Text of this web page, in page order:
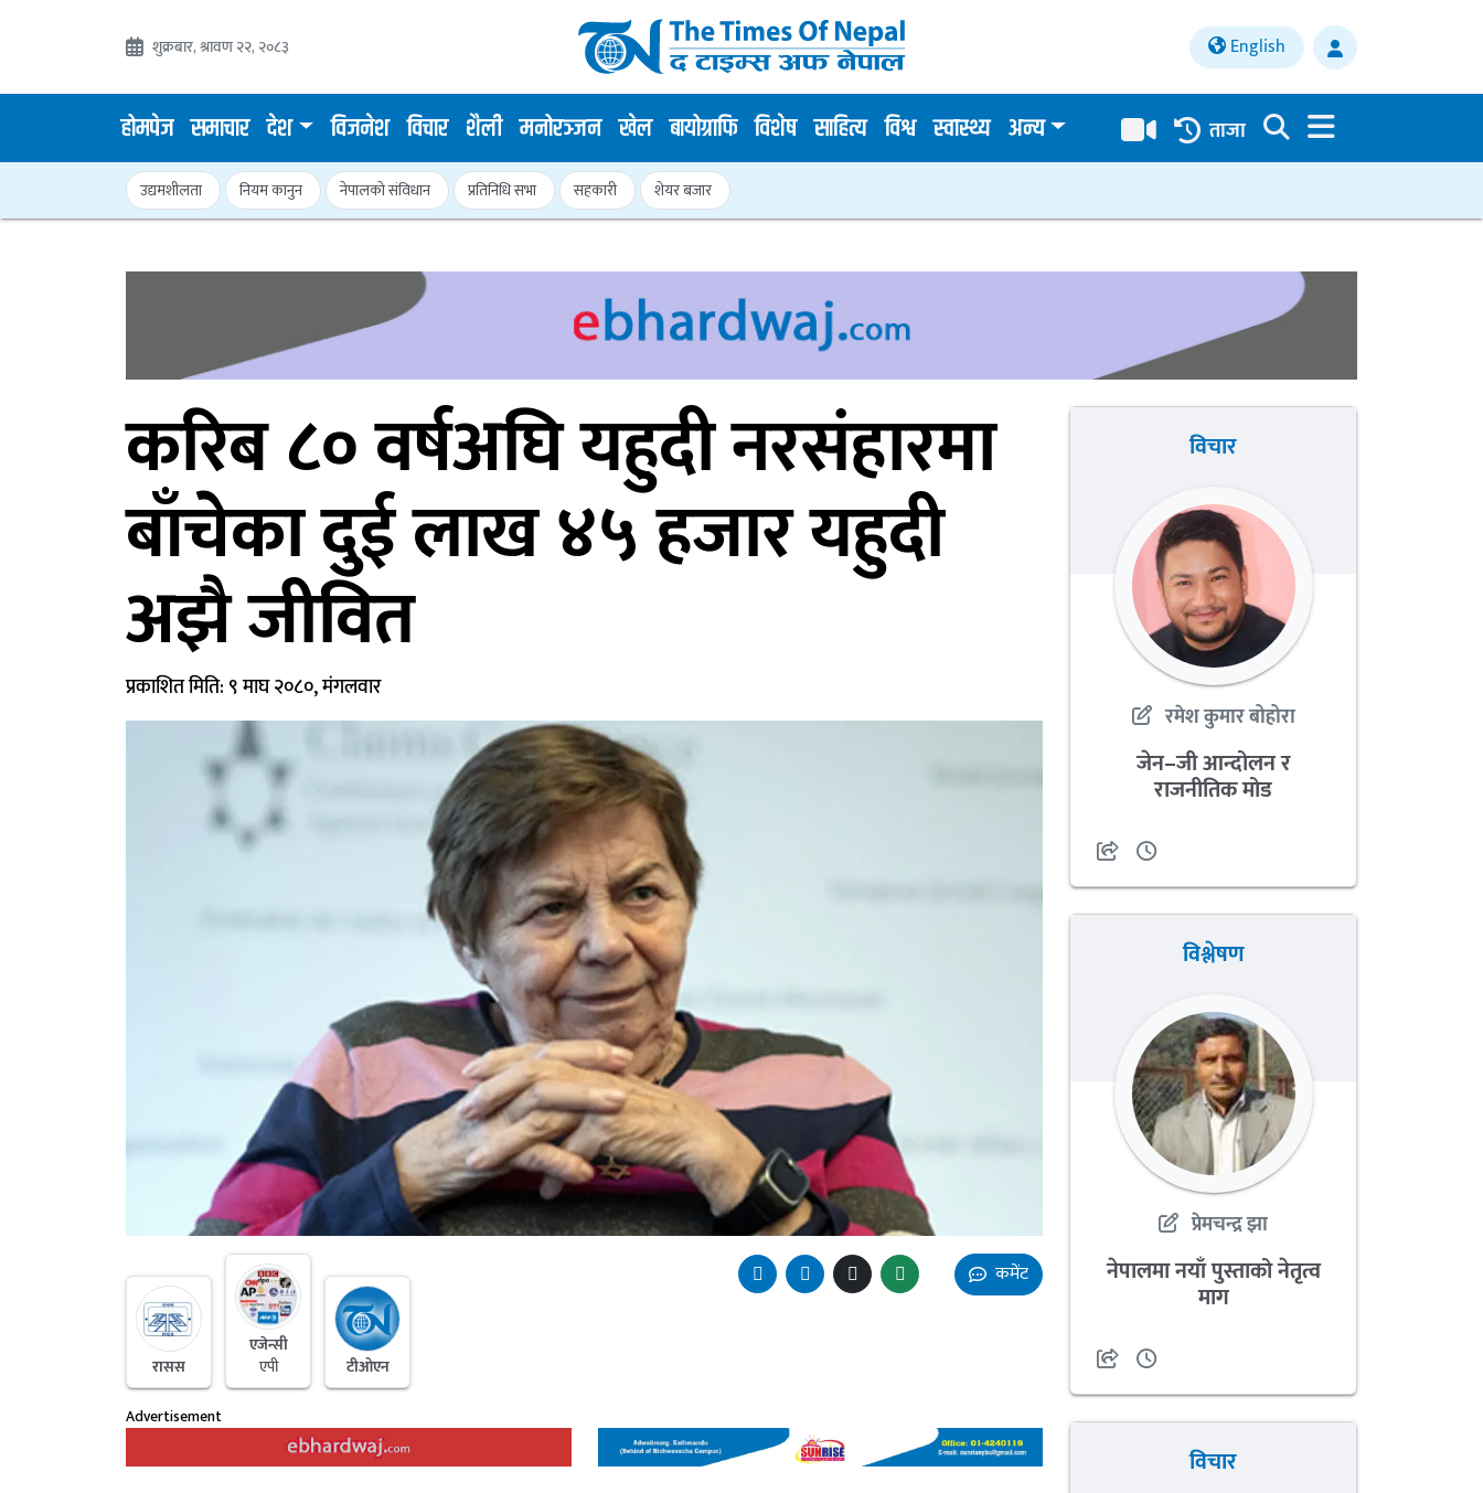
शुक्रबार, श्रावण २२, २०८३ English
होमपेज समाचार देश विजनेश विचार शैली मनोरञ्जन खेल बायोग्राफि विशेष साहित्य विश्व स्वास्थ्य अन्य ताजा
उद्यमशीलता नियम कानुन नेपालको संविधान प्रतिनिधि सभा सहकारी शेयर बजार
करिब ८० वर्षअघि यहुदी नरसंहारमा
बाँचेका दुई लाख ४५ हजार यहुदी
अझै जीवित
प्रकाशित मिति: ९ माघ २०८०, मंगलवार
रासस
एजेन्सी
एपी
टीओएन
कमेंट
Advertisement
विचार
रमेश कुमार बोहोरा
जेन–जी आन्दोलन र
राजनीतिक मोड
विश्लेषण
प्रेमचन्द्र झा
नेपालमा नयाँ पुस्ताको नेतृत्व
माग
विचार